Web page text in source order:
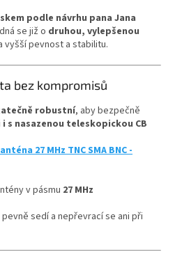
podle návrhu pana Jana
se již o druhou, vylepšenou
vyšší pevnost a stabilitu.
bez kompromisů
robustní, aby bezpečně
i s nasazenou teleskopickou CB
27 MHz TNC SMA BNC -
v pásmu 27 MHz
sedí a nepřevrací se ani při